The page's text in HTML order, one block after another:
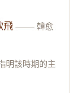
飛 —— 韓愈
明該時期的主